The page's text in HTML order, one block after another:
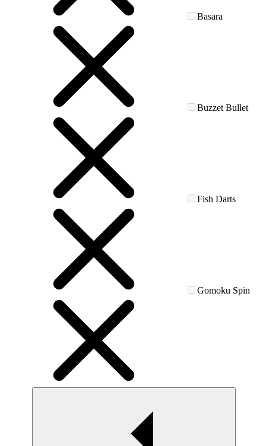
Basara
Buzzet Bullet
Fish Darts
Gomoku Spin